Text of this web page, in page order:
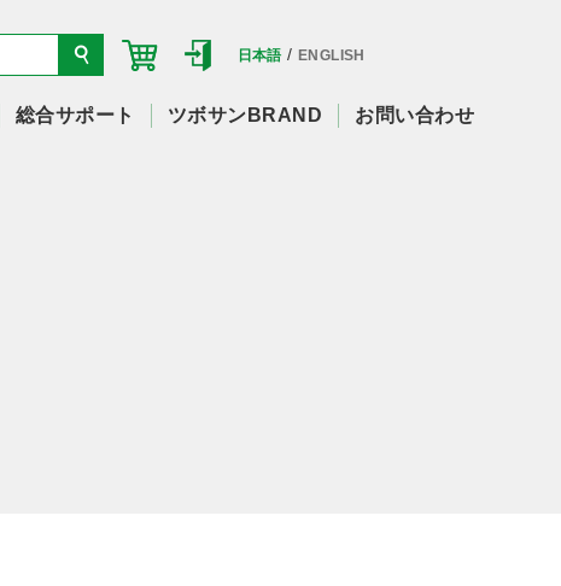
日本語/ENGLISH
総合サポート ツボサンBRAND お問い合わせ